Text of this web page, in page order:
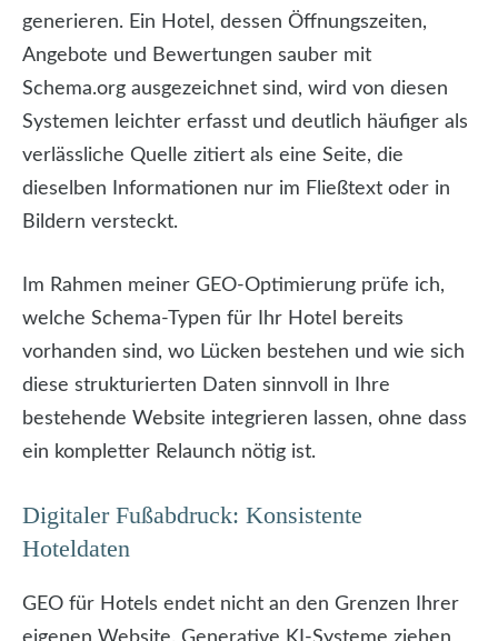
generieren. Ein Hotel, dessen Öffnungszeiten,
Angebote und Bewertungen sauber mit
Schema.org ausgezeichnet sind, wird von diesen
Systemen leichter erfasst und deutlich häufiger als
verlässliche Quelle zitiert als eine Seite, die
dieselben Informationen nur im Fließtext oder in
Bildern versteckt.
Im Rahmen meiner GEO-Optimierung prüfe ich,
welche Schema-Typen für Ihr Hotel bereits
vorhanden sind, wo Lücken bestehen und wie sich
diese strukturierten Daten sinnvoll in Ihre
bestehende Website integrieren lassen, ohne dass
ein kompletter Relaunch nötig ist.
Digitaler Fußabdruck: Konsistente
Hoteldaten
GEO für Hotels endet nicht an den Grenzen Ihrer